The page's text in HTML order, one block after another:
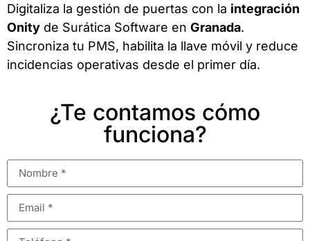
Digitaliza la gestión de puertas con la integración
Onity de Surática Software en Granada.
Sincroniza tu PMS, habilita la llave móvil y reduce
incidencias operativas desde el primer día.
¿Te contamos cómo
funciona?